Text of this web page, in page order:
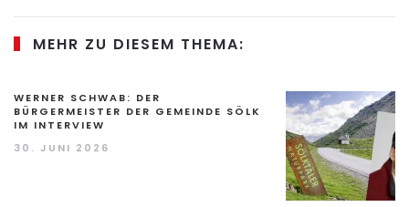
MEHR ZU DIESEM THEMA:
WERNER SCHWAB: DER
BÜRGERMEISTER DER GEMEINDE SÖLK
IM INTERVIEW
30. JUNI 2026